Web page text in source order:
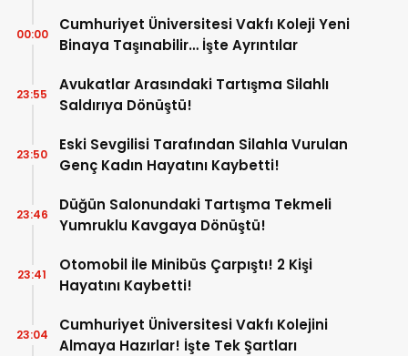
Cumhuriyet Üniversitesi Vakfı Koleji Yeni
Binaya Taşınabilir… İşte Ayrıntılar
00:00
Avukatlar Arasındaki Tartışma Silahlı
Saldırıya Dönüştü!
23:55
Eski Sevgilisi Tarafından Silahla Vurulan
Genç Kadın Hayatını Kaybetti!
23:50
Düğün Salonundaki Tartışma Tekmeli
Yumruklu Kavgaya Dönüştü!
23:46
Otomobil İle Minibüs Çarpıştı! 2 Kişi
Hayatını Kaybetti!
23:41
Cumhuriyet Üniversitesi Vakfı Kolejini
Almaya Hazırlar! İşte Tek Şartları
23:04